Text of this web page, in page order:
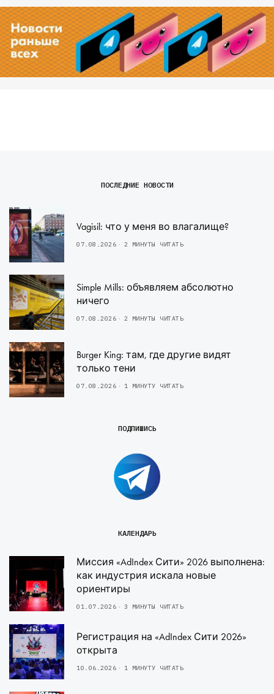
ПОСЛЕДНИЕ НОВОСТИ
Vagisil: что у меня во влагалище?
07.08.2026 2 МИНУТЫ ЧИТАТЬ
Simple Mills: объявляем абсолютно
ничего
07.08.2026 2 МИНУТЫ ЧИТАТЬ
Burger King: там, где другие видят
только тени
07.08.2026 1 МИНУТУ ЧИТАТЬ
ПОДПИШИСЬ
КАЛЕНДАРЬ
Миссия «AdIndex Сити» 2026 выполнена:
как индустрия искала новые
ориентиры
01.07.2026 3 МИНУТЫ ЧИТАТЬ
Регистрация на «AdIndex Сити 2026»
открыта
10.06.2026 1 МИНУТУ ЧИТАТЬ